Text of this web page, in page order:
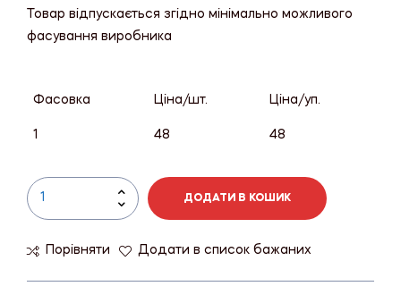
Товар відпускається згідно мінімально можливого
фасування виробника
Фасовка Ціна/шт. Ціна/уп.
1 48 48
ДОДАТИ В КОШИК
Порівняти Додати в список бажаних